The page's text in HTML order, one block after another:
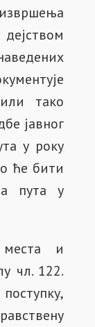
тако
јавног
у року
ће бити
пута у
и
чл. 122.